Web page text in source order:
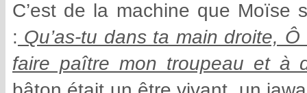
C’est de la machine que Moïse
: Qu’as-tu dans ta main droite,
faire paître mon troupeau et à